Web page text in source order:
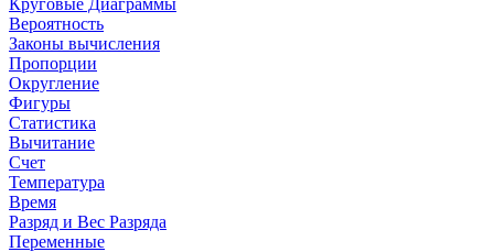
Круговые Диаграммы
Вероятность
Законы вычисления
Пропорции
Округление
Фигуры
Статистика
Вычитание
Счет
Температура
Время
Разряд и Вес Разряда
Переменные